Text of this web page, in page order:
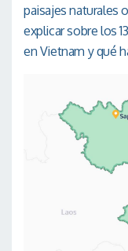
paisajes naturales
explicar sobre los
en Vietnam y qué